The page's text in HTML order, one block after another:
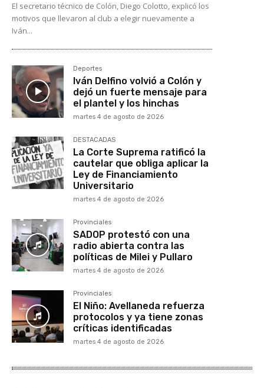
El secretario técnico de Colón, Diego Colotto, explicó los
motivos que llevaron al club a elegir nuevamente a
Iván...
Deportes
Iván Delfino volvió a Colón y
dejó un fuerte mensaje para
el plantel y los hinchas
martes 4 de agosto de 2026
DESTACADAS
La Corte Suprema ratificó la
cautelar que obliga aplicar la
Ley de Financiamiento
Universitario
martes 4 de agosto de 2026
Provinciales
SADOP protestó con una
radio abierta contra las
políticas de Milei y Pullaro
martes 4 de agosto de 2026
Provinciales
El Niño: Avellaneda refuerza
protocolos y ya tiene zonas
críticas identificadas
martes 4 de agosto de 2026